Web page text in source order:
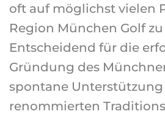
oft auf möglichst vielen
Region München Golf
Entscheidend für die
Gründung des
spontane
renommierten